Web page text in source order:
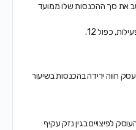
לאחר ה-1.7.25, יחשב את סך ההכנסות שלו ממועד
חווה ירידה בהכנסות בשיעור
לפיצויים בגין נזק עקיף